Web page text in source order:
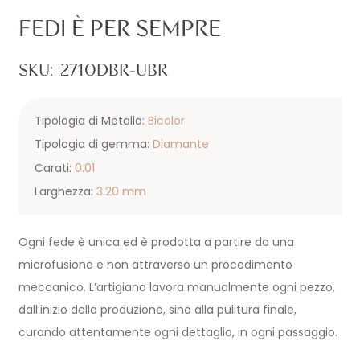
FEDI È PER SEMPRE
SKU: 2710DBR-UBR
Tipologia di Metallo: Bicolor
Tipologia di gemma: Diamante
Carati: 0.01
Larghezza: 3.20 mm
Ogni fede è unica ed è prodotta a partire da una
microfusione e non attraverso un procedimento
meccanico. L’artigiano lavora manualmente ogni pezzo,
dall’inizio della produzione, sino alla pulitura finale,
curando attentamente ogni dettaglio, in ogni passaggio.